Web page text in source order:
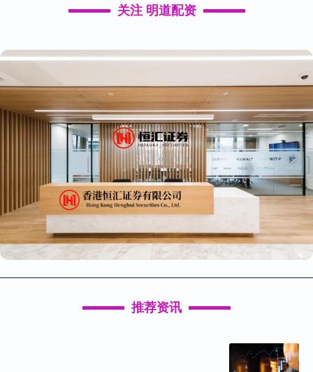
关注 明道配资
推荐资讯